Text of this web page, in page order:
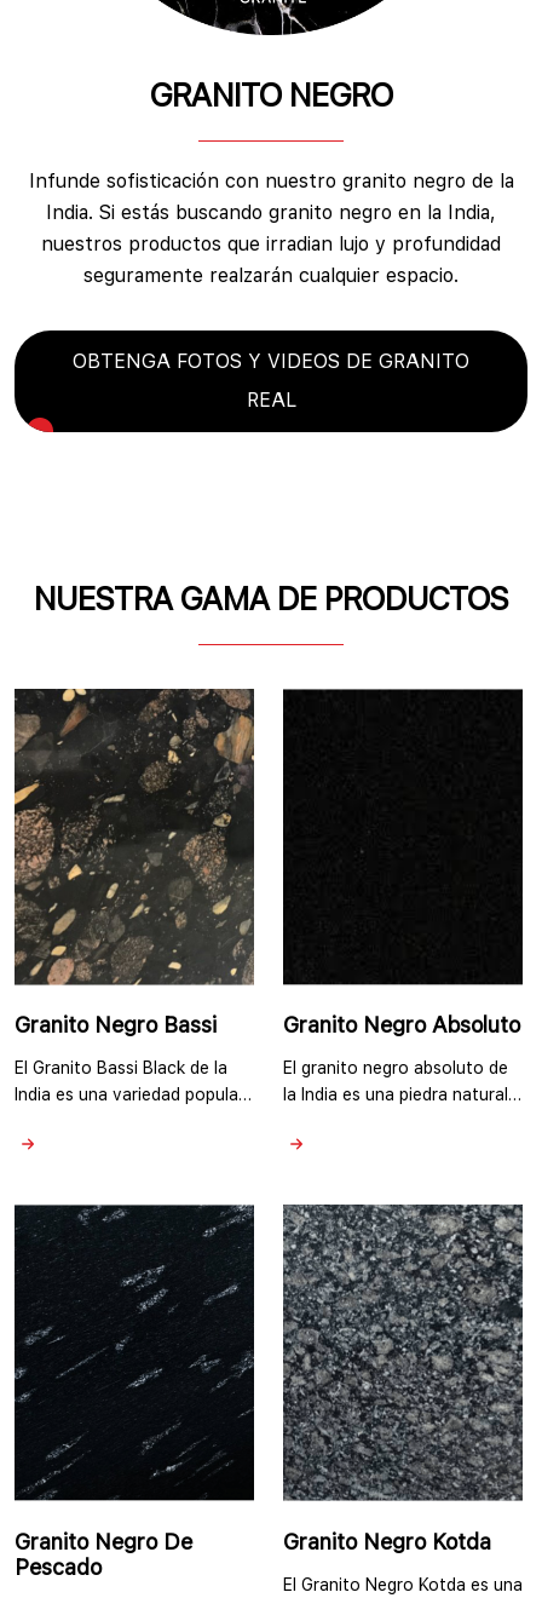
GRANITO NEGRO
Infunde sofisticación con nuestro granito negro de la
India. Si estás buscando granito negro en la India,
nuestros productos que irradian lujo y profundidad
seguramente realzarán cualquier espacio.
OBTENGA FOTOS Y VIDEOS DE GRANITO
REAL
NUESTRA GAMA DE PRODUCTOS
Granito Negro Bassi
El Granito Bassi Black de la
India es una variedad popular
en las minas de Rajasthan,
color negro profundo y sus
características distintivas. El
Granito Bassi Black en la India
suele presentar un fondo
negro consistente y uniforme,
lo que le confiere una
apariencia elegante …
Granito Negro Absoluto
El granito negro absoluto de
la India es una piedra natural
canteras de granito en el sur
su belleza atemporal y su
profundo color negro. Lo que
distingue al granito negro
absoluto es su apariencia
negra consistente y uniforme,
carente de variaciones o …
Granito Negro De
Pescado
Granito Negro Kotda
El Granito Negro Kotda es una